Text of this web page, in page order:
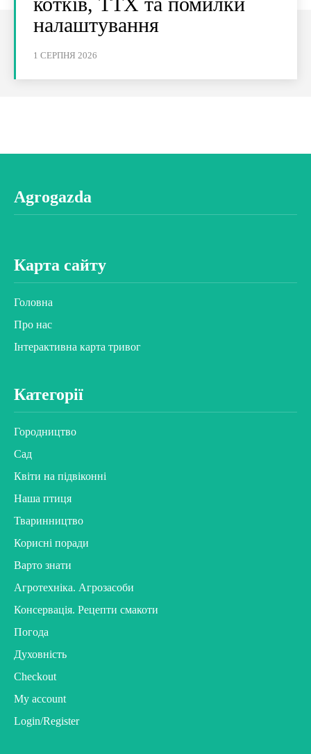
налаштування
1 СЕРПНЯ 2026
Agrogazda
Карта сайту
Головна
Про нас
Інтерактивна карта тривог
Категорії
Городництво
Сад
Квіти на підвіконні
Наша птиця
Тваринництво
Корисні поради
Варто знати
Агротехніка. Агрозасоби
Консервація. Рецепти смакоти
Погода
Духовність
Checkout
My account
Login/Register